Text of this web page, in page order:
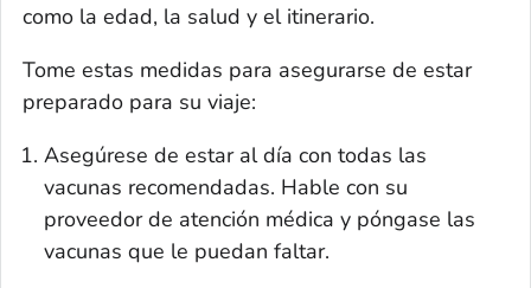
como la edad, la salud y el itinerario.
Tome estas medidas para asegurarse de estar
preparado para su viaje:
Asegúrese de estar al día con todas las
vacunas recomendadas. Hable con su
proveedor de atención médica y póngase las
vacunas que le puedan faltar.